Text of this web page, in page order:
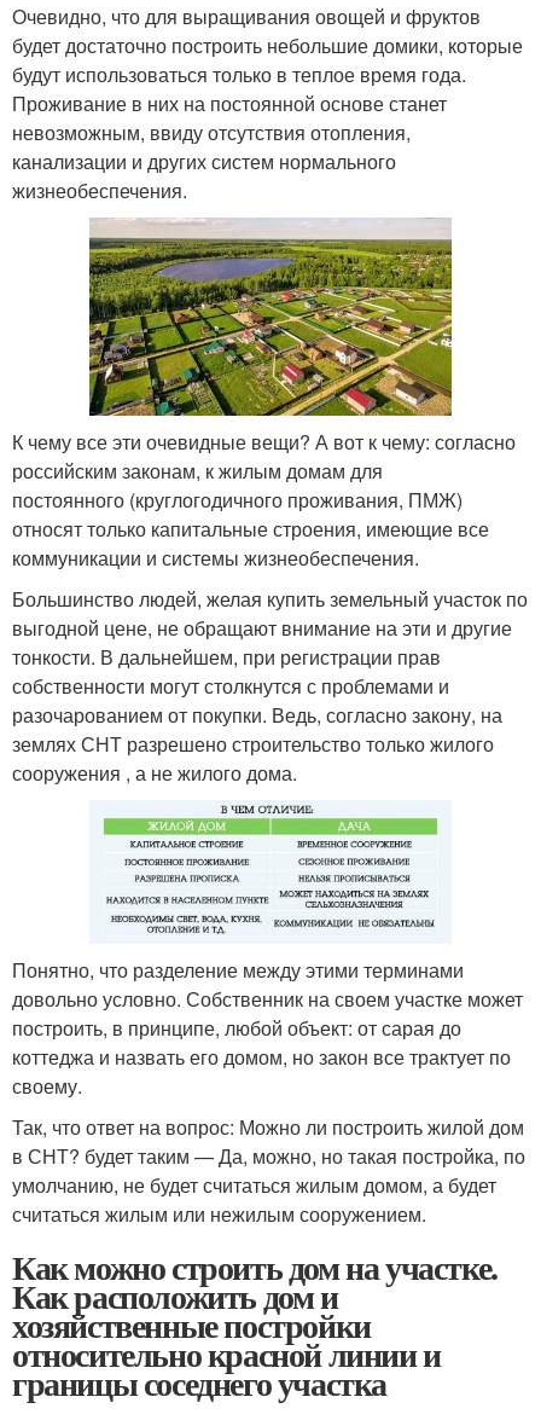
Очевидно, что для выращивания овощей и фруктов
будет достаточно построить небольшие домики, которые
будут использоваться только в теплое время года.
Проживание в них на постоянной основе станет
невозможным, ввиду отсутствия отопления,
канализации и других систем нормального
жизнеобеспечения.
К чему все эти очевидные вещи? А вот к чему: согласно
российским законам, к жилым домам для
постоянного (круглогодичного проживания, ПМЖ)
относят только капитальные строения, имеющие все
коммуникации и системы жизнеобеспечения.
Большинство людей, желая купить земельный участок по
выгодной цене, не обращают внимание на эти и другие
тонкости. В дальнейшем, при регистрации прав
собственности могут столкнутся с проблемами и
разочарованием от покупки. Ведь, согласно закону, на
землях СНТ разрешено строительство только жилого
сооружения , а не жилого дома.
Понятно, что разделение между этими терминами
довольно условно. Собственник на своем участке может
построить, в принципе, любой объект: от сарая до
коттеджа и назвать его домом, но закон все трактует по
своему.
Так, что ответ на вопрос: Можно ли построить жилой дом
в СНТ? будет таким — Да, можно, но такая постройка, по
умолчанию, не будет считаться жилым домом, а будет
считаться жилым или нежилым сооружением.
Как можно строить дом на участке.
Как расположить дом и
хозяйственные постройки
относительно красной линии и
границы соседнего участка